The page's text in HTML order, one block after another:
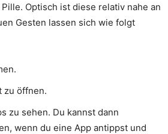
Optisch ist diese relativ nahe an
Gesten lassen sich wie folgt
zu öffnen.
zu sehen. Du kannst dann
wenn du eine App antippst und